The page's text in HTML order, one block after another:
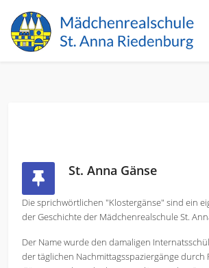
St. Anna Gänse
Die sprichwörtlichen "Klostergänse" sind ein
der Geschichte der Mädchenrealschule St.
Der Name wurde den damaligen
der täglichen Nachmittagsspaziergänge durch